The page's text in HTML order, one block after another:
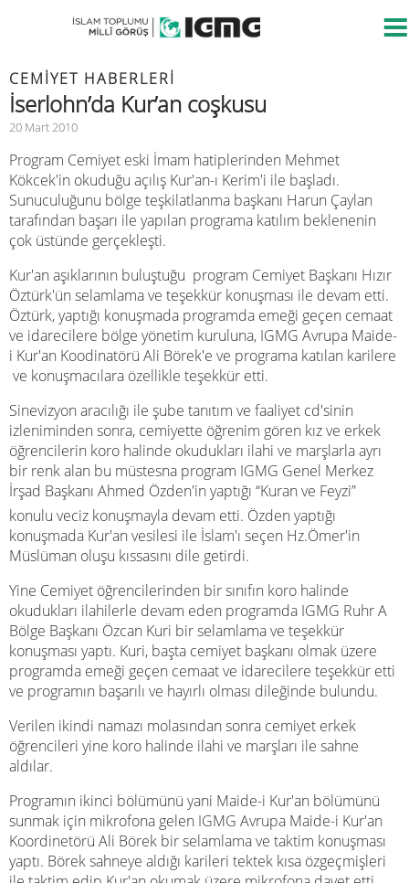
CEMIYET HABERLERI
İserlohn’da Kur’an coşkusu
20 Mart 2010
Program Cemiyet eski İmam hatiplerinden Mehmet
Kökcek'in okuduğu açılış Kur'an-ı Kerim'i ile başladı.
Sunuculuğunu bölge teşkilatlanma başkanı Harun Çaylan
tarafından başarı ile yapılan programa katılım beklenenin
çok üstünde gerçekleşti.
Kur'an aşıklarının buluştuğu program Cemiyet Başkanı Hızır
Öztürk'ün selamlama ve teşekkür konuşması ile devam etti.
Öztürk, yaptığı konuşmada programda emeği geçen cemaat
ve idarecilere bölge yönetim kuruluna, IGMG Avrupa Maide-
i Kur'an Koodinatörü Ali Börek'e ve programa katılan karilere
ve konuşmacılara özellikle teşekkür etti.
Sinevizyon aracılığı ile şube tanıtım ve faaliyet cd'sinin
izleniminden sonra, cemiyette öğrenim gören kız ve erkek
öğrencilerin koro halinde okudukları ilahi ve marşlarla ayrı
bir renk alan bu müstesna program IGMG Genel Merkez
İrşad Başkanı Ahmed Özden'in yaptığı “Kuran ve Feyzi”
konulu veciz konuşmayla devam etti. Özden yaptığı
konuşmada Kur'an vesilesi ile İslam'ı seçen Hz.Ömer'in
Müslüman oluşu kıssasını dile getirdi.
Yine Cemiyet öğrencilerinden bir sınıfın koro halinde
okudukları ilahilerle devam eden programda IGMG Ruhr A
Bölge Başkanı Özcan Kuri bir selamlama ve teşekkür
konuşması yaptı. Kuri, başta cemiyet başkanı olmak üzere
programda emeği geçen cemaat ve idarecilere teşekkür etti
ve programın başarılı ve hayırlı olması dileğinde bulundu.
Verilen ikindi namazı molasından sonra cemiyet erkek
öğrencileri yine koro halinde ilahi ve marşları ile sahne
aldılar.
Programın ikinci bölümünü yani Maide-i Kur'an bölümünü
sunmak için mikrofona gelen IGMG Avrupa Maide-i Kur'an
Koordinetörü Ali Börek bir selamlama ve taktim konuşması
yaptı. Börek sahneye aldığı karileri tektek kısa özgeçmişleri